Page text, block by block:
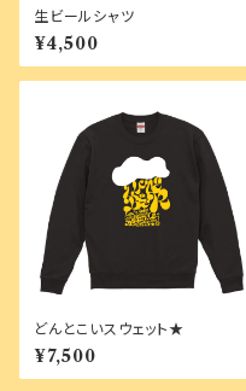
生ビールシャツ
¥4,500
どんとこいスウェット★
¥7,500